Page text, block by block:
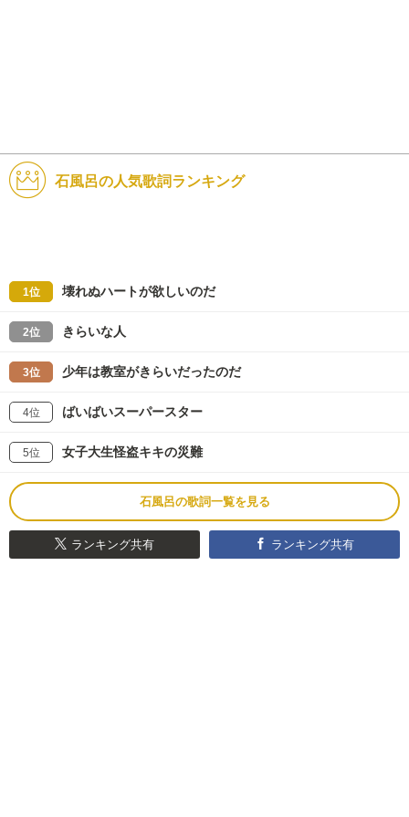
石風呂の人気歌詞ランキング
1位 壊れぬハートが欲しいのだ
2位 きらいな人
3位 少年は教室がきらいだったのだ
4位 ばいばいスーパースター
5位 女子大生怪盗キキの災難
石風呂の歌詞一覧を見る
ランキング共有 ランキング共有